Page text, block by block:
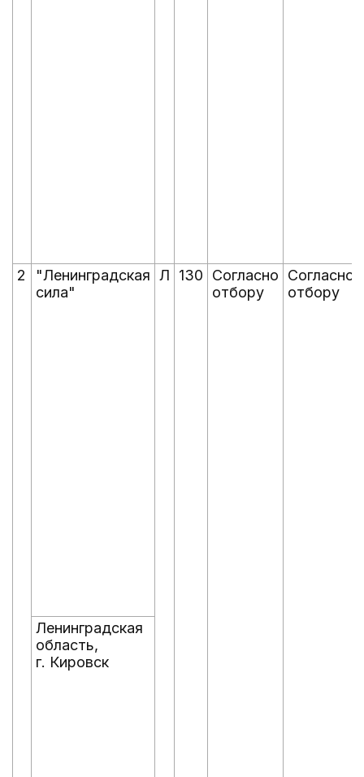
2
"Ленинградская
сила"
Л 130
Согласно
отбору
Согласно
отбору
Ленинградская
область,
г. Кировск